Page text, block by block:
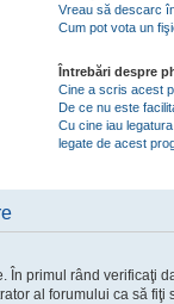
Vreau să descarc
Cum pot vota un
Întrebări despre
Cine a scris acest
De ce nu este
Cu cine iau
legate de acest
În primul rând verificaţi
al forumului ca să fiţi